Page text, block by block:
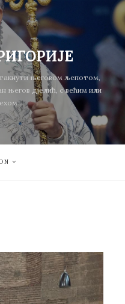
његовом љепотом,
његов дјелић, с већим или